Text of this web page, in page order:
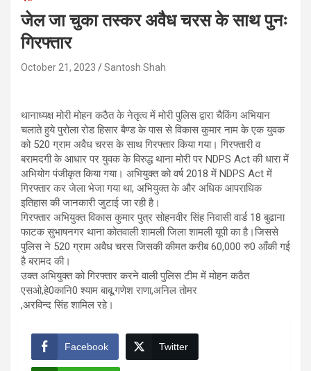
जेल जा चुका तस्कर अवैध चरस के साथ पुनः
गिरफ्तार
October 21, 2023 Santosh Shah
थानाध्यक्ष मोरी मोहन कठैत के नेतृत्व में मोरी पुलिस द्वारा चैकिंग अभियान
चलाते हुये पुरोला रोड हिसार बैण्ड के पास से विकास कुमार नाम के एक युवक
को 520 ग्राम अवैध चरस के साथ गिरफ्तार किया गया। गिरफ्तारी व
बरामदगी के आधार पर युवक के विरुद्ध थाना मोरी पर NDPS Act की धारा में
अभियोग पंजीकृत किया गया। अभियुक्त को वर्ष 2018 में NDPS Act में
गिरफ्तार कर जेला भेजा गया था, अभियुक्त के और अधिक आपराधिक
इतिहास की जानकारी जुटाई जा रही है।
गिरफ्तार अभियुक्त विकास कुमार पुत्र सोहनवीर सिंह निवासी वार्ड 18 बुढाना
फाटक सुभाषनगर थाना कोतवाली शामली जिला शामली यूपी का है।जिससे
पुलिस ने 520 ग्राम अवैध चरस जिसकी कीमत करीब 60,000 रु0 आँकी गई
है बरामद की।
उक्त अभियुक्त को गिरफ्तार करने वाली पुलिस टीम में मोहन कठैत
एसओ,हे0कानि0 श्याम बाबू,गणेश राणा,अनिल तोमर
,अरविन्द सिंह शामिल रहे।
Facebook Twitter